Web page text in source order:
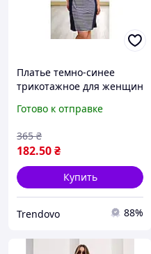
Платье темно-синее
трикотажное для женщин
день для работы и отдыха
Готово к отправке
182.50₴
365 ₴
Купить
Trendovo 88%